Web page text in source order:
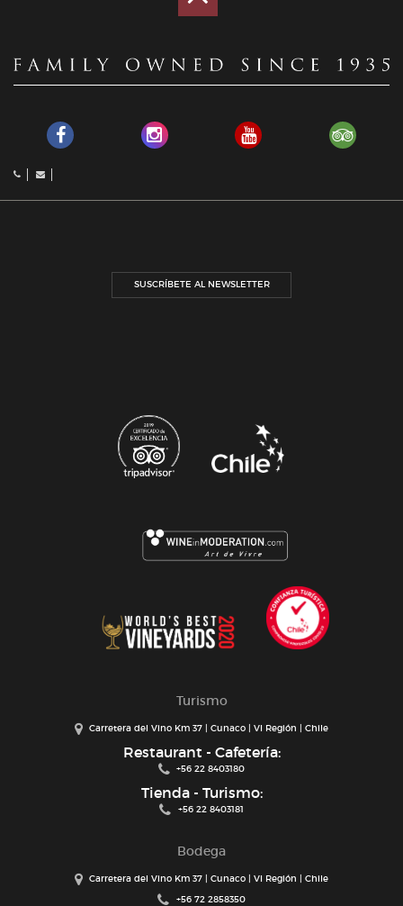
SUSCRÍBETE AL NEWSLETTER
Turismo
Carretera del Vino Km 37 | Cunaco | VI Región | Chile
Restaurant - Cafetería:
+56 22 8403180
Tienda - Turismo:
+56 22 8403181
Bodega
Carretera del Vino Km 37 | Cunaco | VI Región | Chile
+56 72 2858350